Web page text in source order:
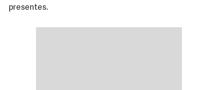
presentes.